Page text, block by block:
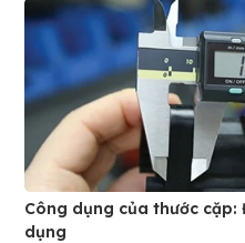
Công dụng của thước
dụng